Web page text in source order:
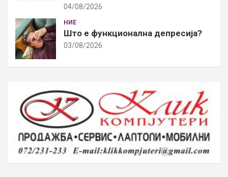
04/08/2026
НИЕ
Што е функционална депресија?
03/08/2026